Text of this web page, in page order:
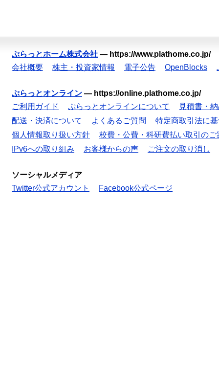
ぷらっとホーム株式会社 — https://www.plathome.co.jp/
会社概要
株主・投資家情報 電子公告 OpenBlocks
ぷらっとオンライン — https://online.plathome.co.jp/
ご利用ガイド
ぷらっとオンラインについて
見積書・
配送・決済について
よくあるご質問
特定商取引法に
個人情報取り扱い方針
校費・公費・科研費払い取引のご
IPv6への取り組み
お客様からの声 ご注文の取り消し
ソーシャルメディア
Twitter公式アカウント
Facebook公式ページ